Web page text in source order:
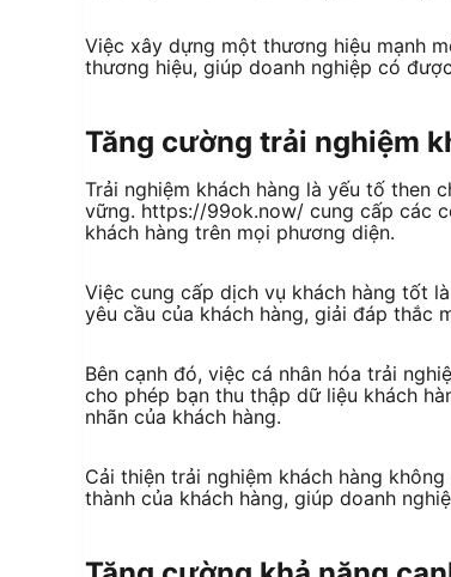
Việc xây dựng một thương hiệu mạnh
thương hiệu, giúp doanh nghiệp có
Tăng cường trải nghiệm
Trải nghiệm khách hàng là yếu tố then
vững. https://99ok.now/ cung cấp các
khách hàng trên mọi phương diện.
Việc cung cấp dịch vụ khách hàng tốt
yêu cầu của khách hàng, giải đáp thắc
Bên cạnh đó, việc cá nhân hóa trải
cho phép bạn thu thập dữ liệu khách
nhãn của khách hàng.
Cải thiện trải nghiệm khách hàng
thành của khách hàng, giúp doanh